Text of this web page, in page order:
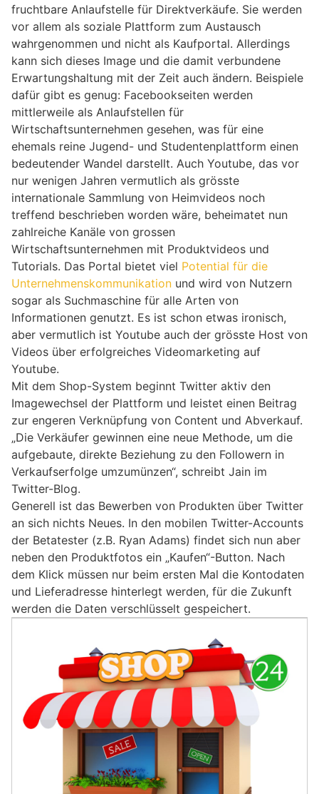
fruchtbare Anlaufstelle für Direktverkäufe. Sie werden
vor allem als soziale Plattform zum Austausch
wahrgenommen und nicht als Kaufportal. Allerdings
kann sich dieses Image und die damit verbundene
Erwartungshaltung mit der Zeit auch ändern. Beispiele
dafür gibt es genug: Facebookseiten werden
mittlerweile als Anlaufstellen für
Wirtschaftsunternehmen gesehen, was für eine
ehemals reine Jugend- und Studentenplattform einen
bedeutender Wandel darstellt. Auch Youtube, das vor
nur wenigen Jahren vermutlich als grösste
internationale Sammlung von Heimvideos noch
treffend beschrieben worden wäre, beheimatet nun
zahlreiche Kanäle von grossen
Wirtschaftsunternehmen mit Produktvideos und
Tutorials. Das Portal bietet viel Potential für die
Unternehmenskommunikation und wird von Nutzern
sogar als Suchmaschine für alle Arten von
Informationen genutzt. Es ist schon etwas ironisch,
aber vermutlich ist Youtube auch der grösste Host von
Videos über erfolgreiches Videomarketing auf
Youtube.
Mit dem Shop-System beginnt Twitter aktiv den
Imagewechsel der Plattform und leistet einen Beitrag
zur engeren Verknüpfung von Content und Abverkauf.
„Die Verkäufer gewinnen eine neue Methode, um die
aufgebaute, direkte Beziehung zu den Followern in
Verkaufserfolge umzumünzen“, schreibt Jain im
Twitter-Blog.
Generell ist das Bewerben von Produkten über Twitter
an sich nichts Neues. In den mobilen Twitter-Accounts
der Betatester (z.B. Ryan Adams) findet sich nun aber
neben den Produktfotos ein „Kaufen“-Button. Nach
dem Klick müssen nur beim ersten Mal die Kontodaten
und Lieferadresse hinterlegt werden, für die Zukunft
werden die Daten verschlüsselt gespeichert.